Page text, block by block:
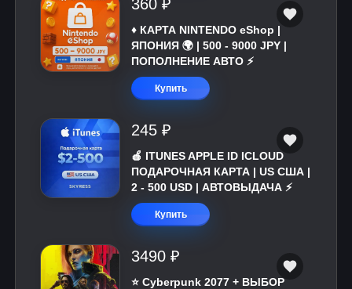
360 ₽
♦️ КАРТА NINTENDO eShop |
ЯПОНИЯ 🌍 | 500 - 9000 JPY |
ПОПОЛНЕНИЕ АВТО ⚡
Купить
245 ₽
🍎 ITUNES APPLE ID ICLOUD
ПОДАРОЧНАЯ КАРТА | US США |
2 - 500 USD | АВТОВЫДАЧА ⚡️
Купить
3490 ₽
⭐ Cyberpunk 2077 + ВЫБОР